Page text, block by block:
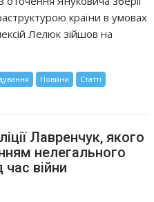
країни в умовах
Лелюк зійшов на
Новини
Статті
Лавренчук, якого
нелегального
час війни